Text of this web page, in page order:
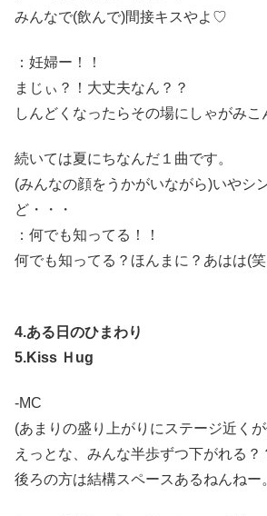
みんなで(飲んで)間接キスやよ♡
：妊婦ー！！
まじぃ？！大丈夫なん？？
しんどくなったらその場にしゃがみこ
続いては夏にちなんだ１曲です。
(みんなの顔をうかがいながら)いやシ
ど・・・
：何でも知ってる！！
何でも知ってる？ほんまに？あはは(笑
4.ある日のひまわり
5.Kiss Ｈug
-MC
(あまりの盛り上がりにステージ近く
えっとな、みんな半歩ずつ下がれる？
後ろの方は結構スペースあるねんねー